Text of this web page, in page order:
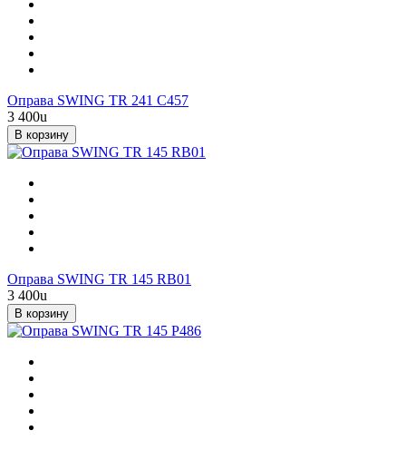
Оправа SWING TR 241 C457
3 400u
В корзину
Оправа SWING TR 145 RB01
3 400u
В корзину